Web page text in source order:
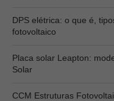
DPS elétrica: o que é,
fotovoltaico
Placa solar Leapton:
Solar
CCM Estruturas